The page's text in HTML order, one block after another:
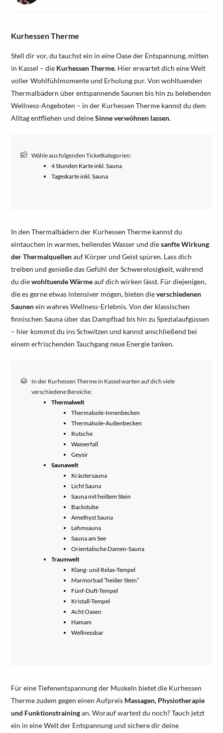
Kurhessen Therme
Stell dir vor, du tauchst ein in eine Oase der Entspannung, mitten
in Kassel – die Kurhessen Therme. Hier erwartet dich eine Welt
voller Wohlfühlmomente und Erholung pur. Von wohltuenden
Thermalbädern über entspannende Saunen bis hin zu belebenden
Wellness-Angeboten – in der Kurhessen Therme kannst du dem
Alltag entfliehen und deineSinne verwöhnen lassen.
Wähle aus folgenden Ticketkategorien:
4 Stunden Karte inkl. Sauna
Tageskarte inkl. Sauna
In den Thermalbädern der Kurhessen Therme kannst du
eintauchen in warmes, heilendes Wasser und diesanfte Wirkung
der Thermalquellenauf Körper und Geist spüren. Lass dich
treiben und genieße das Gefühl der Schwerelosigkeit, während
du diewohltuende Wärmeauf dich wirken lässt. Für diejenigen,
die es gerne etwas intensiver mögen, bieten dieverschiedenen
Saunenein wahres Wellness-Erlebnis. Von der klassischen
finnischen Sauna über das Dampfbad bis hin zu Spezialaufgüssen
– hier kommst du ins Schwitzen und kannst anschließend bei
einem erfrischenden Tauchgang neue Energie tanken.
In der Kurhessen Therme in Kassel warten auf dich viele
verschiedene Bereiche:
Thermalwelt
Thermalsole-Innenbecken
Thermalsole-Außenbecken
Rutsche
Wasserfall
Geysir
Saunawelt
Kräutersauna
Licht Sauna
Sauna mit heißem Stein
Backstube
Amethyst Sauna
Lehmsauna
Sauna am See
Orientalische Damen-Sauna
Traumwelt
Klang- und Relax-Tempel
Marmorbad “heißer Stein”
Fünf-Duft-Tempel
Kristall-Tempel
Acht Oasen
Hamam
Wellnessbar
Für eine Tiefenentspannung der Muskeln bietet die Kurhessen
Therme zudem gegen einen Aufpreis Massagen, Physiotherapie
und Funktionstrainingan. Worauf wartest du noch? Tauch jetzt
ein in eine Welt der Entspannung und sichere dir deine